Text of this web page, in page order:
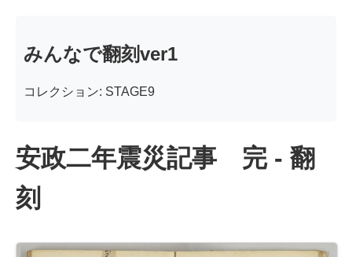
みんなで翻刻ver1
コレクション: STAGE9
安政二年震災記事 完 - 翻
刻